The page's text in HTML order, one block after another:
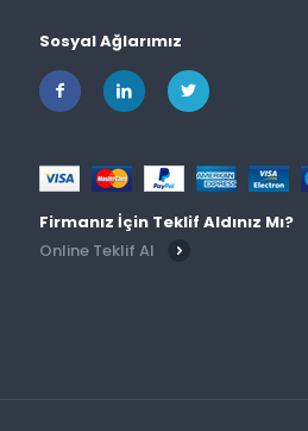
Sosyal Ağlarımız
Firmanız İçin Teklif Aldınız Mı?
Online Teklif Al